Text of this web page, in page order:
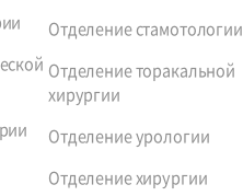
Отделение стамотологии
Отделение торакальной
хирургии
Отделение урологии
Отделение хирургии